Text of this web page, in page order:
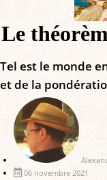
Le
Tel est le monde
et de la
06 novembre 2021